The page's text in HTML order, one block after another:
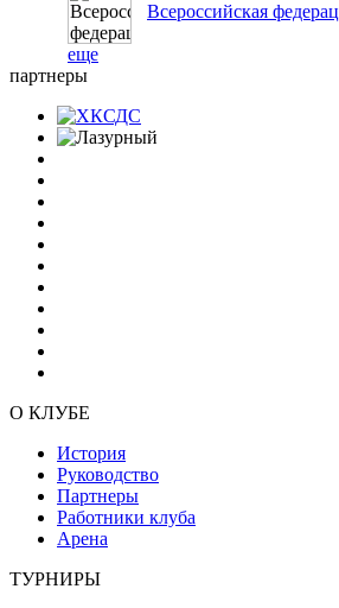
Всероссийская
еще
партнеры
О КЛУБЕ
История
Руководство
Партнеры
Работники клуба
Арена
ТУРНИРЫ